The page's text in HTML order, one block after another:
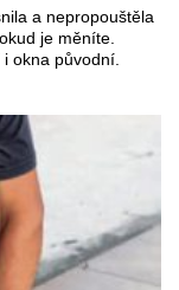
a nepropouštěla
je měníte.
okna původní.